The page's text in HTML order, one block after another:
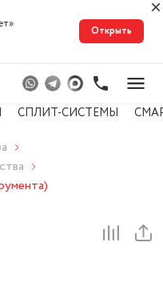
Открыть
СПЛИТ-СИСТЕМЫ